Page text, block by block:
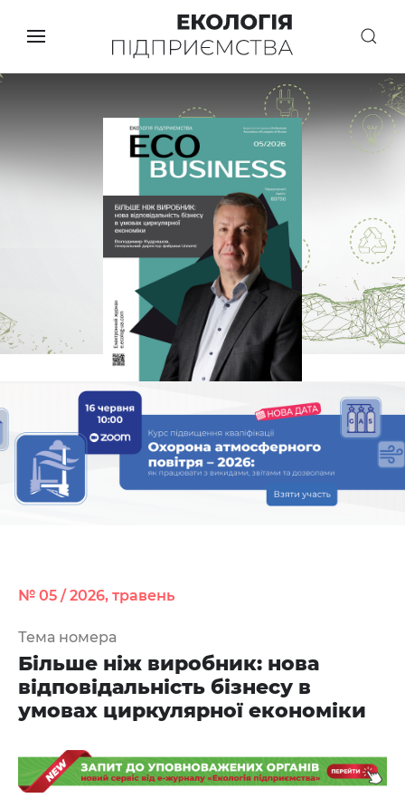
№ 05 / 2026, травень
Тема номера
Більше ніж виробник: нова
відповідальність бізнесу в
умовах циркулярної економіки